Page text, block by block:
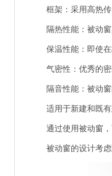
框架：采用高热
隔热性能：被动
保温性能：即使
气密性：优秀的
隔音性能：被动
适用于新建和既
通过使用被动窗
被动窗的设计考